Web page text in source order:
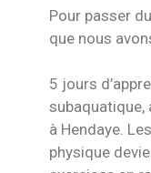
Pour passer
que nous
5 jours
subaquatique,
à Hendaye.
physique